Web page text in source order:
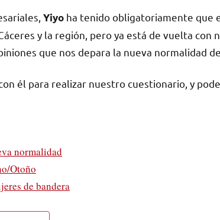
Yiyo ha tenido obligatoriamente que
y la región, pero ya está de vuelta con
que nos depara la nueva normalidad
él para realizar nuestro cuestionario, y
normalidad
Otoño
de bandera